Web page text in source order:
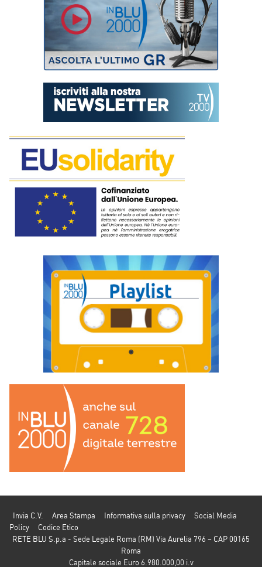
Invia C.V. Area Stampa Informativa sulla privacy
Social Media
Policy
Codice Etico
RETE BLU S.p.a - Sede Legale Roma (RM) Via Aurelia 796 – CAP 00165
Roma
Capitale sociale Euro 6.980.000,00 i.v